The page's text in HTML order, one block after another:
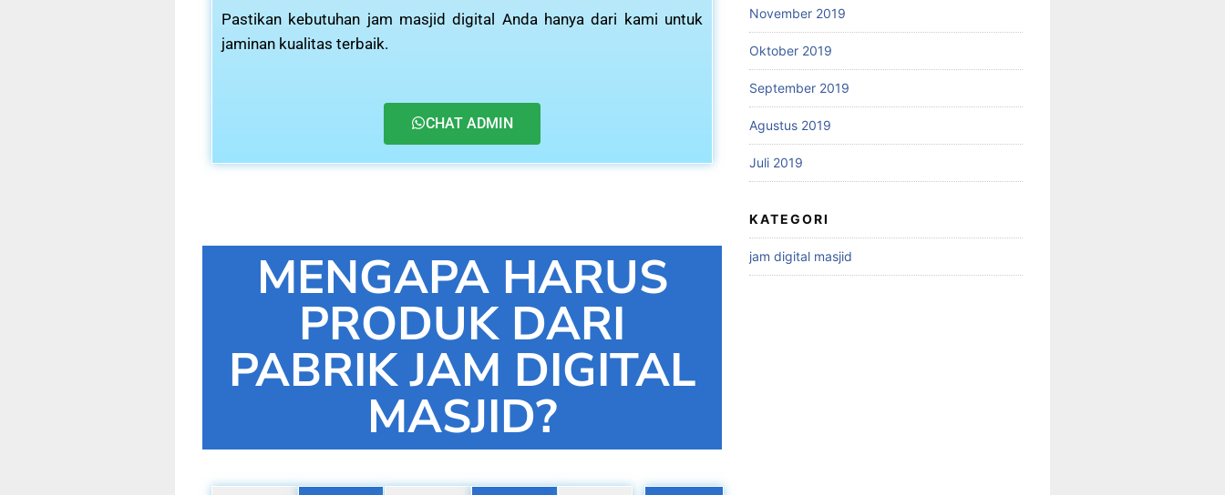
Pastikan kebutuhan jam masjid digital Anda hanya dari kami untuk
jaminan kualitas terbaik.
CHAT ADMIN
MENGAPA HARUS
PRODUK DARI
PABRIK JAM DIGITAL
MASJID?
November 2019
Oktober 2019
September 2019
Agustus 2019
Juli 2019
KATEGORI
jam digital masjid